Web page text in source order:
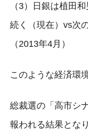
（3）日銀は植田
続く（現在）vs次
（2013年4月）
このような経済環
総裁選の「高市シ
報われる結果とな